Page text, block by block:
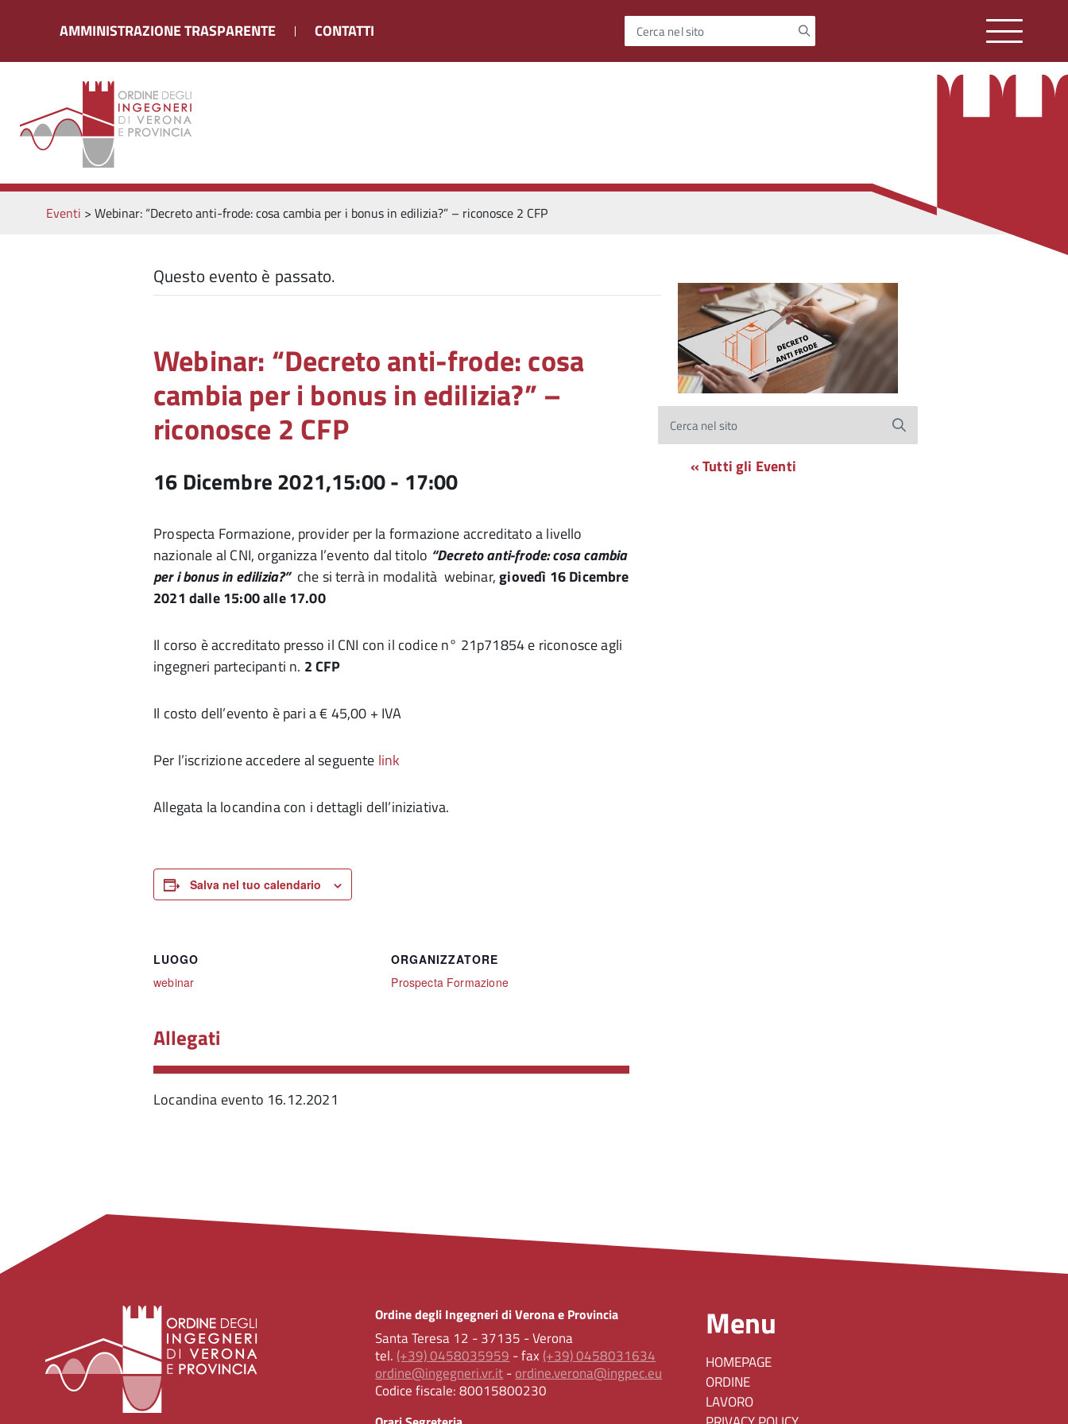
AMMINISTRAZIONE TRASPARENTE CONTATTI Cerca nel sito
Eventi > Webinar: “Decreto anti-frode: cosa cambia per i bonus in edilizia?” – riconosce 2 CFP
Questo evento è passato.
Webinar: “Decreto anti-frode: cosa
cambia per i bonus in edilizia?” –
riconosce 2 CFP
16 Dicembre 2021,15:00- 17:00
Prospecta Formazione, provider per la formazione accreditato a livello
nazionale al CNI, organizza l’evento dal titolo “Decreto anti-frode: cosa cambia
per i bonus in edilizia?” che si terrà in modalità webinar,giovedì 16 Dicembre
2021 dalle 15:00 alle 17.00
Il corso è accreditato presso il CNI con il codice n° 21p71854 e riconosce agli
ingegneri partecipanti n. 2 CFP
Il costo dell’evento è pari a € 45,00 + IVA
Per l’iscrizione accedere al seguente link
Allegata la locandina con i dettagli dell’iniziativa.
Salva nel tuo calendario
LUOGO
webinar
ORGANIZZATORE
Prospecta Formazione
Allegati
Locandina evento 16.12.2021
Cerca nel sito
« Tutti gli Eventi
Ordine degli Ingegneri di Verona e Provincia
Santa Teresa 12 - 37135 - Verona
tel. (+39) 0458035959 - fax (+39) 0458031634
ordine@ingegneri.vr.it-ordine.verona@ingpec.eu
Codice fiscale:80015800230
Menu
HOMEPAGE
ORDINE
LAVORO